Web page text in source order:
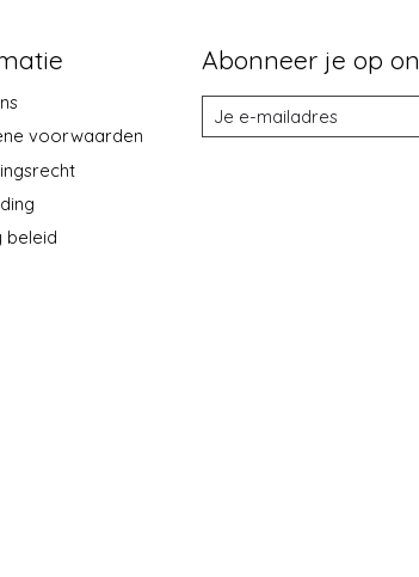
voorwaarden
beleid
Abonneer je op